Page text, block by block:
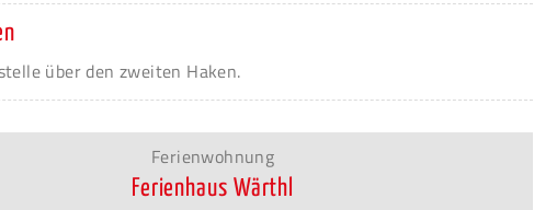
über den zweiten Haken.
Ferienwohnung
Ferienhaus Wärthl